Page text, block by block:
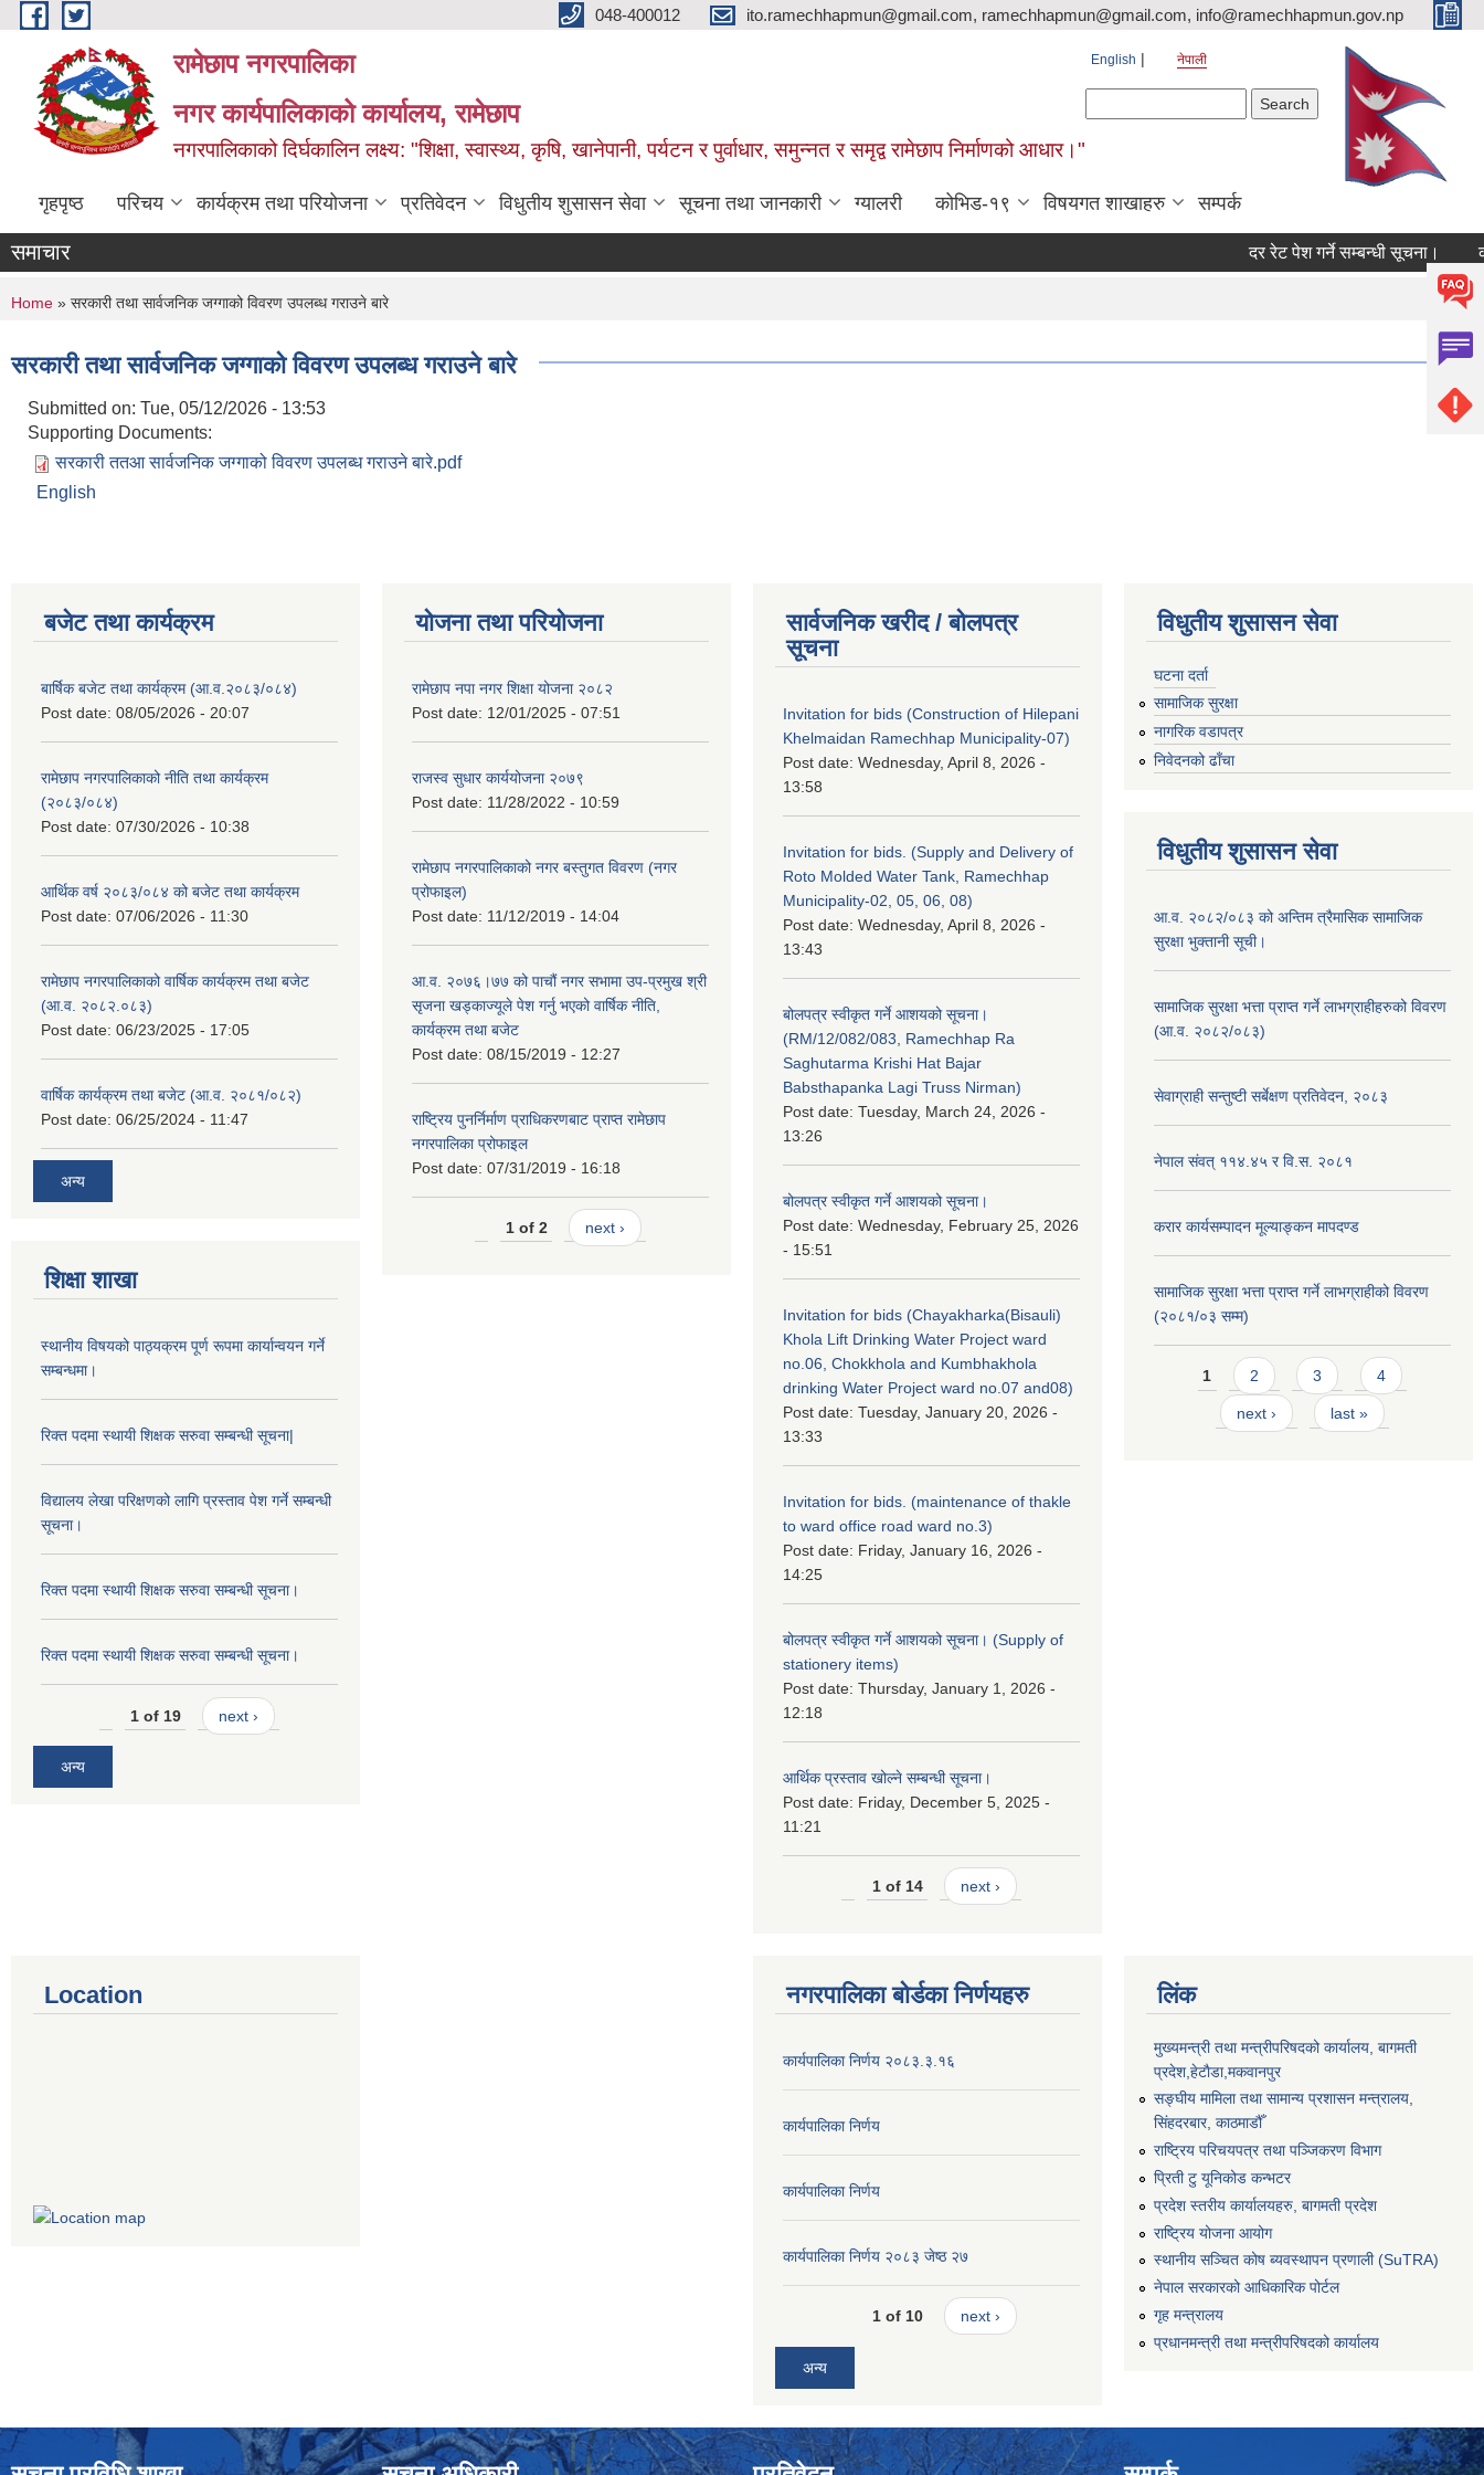
Skip to main content 048-400012 ito.ramechhapmun@gmail.com, ramechhapmun@gmail.com, info@ramechhapmun.gov.np
रामेछाप नगरपालिका
नगर कार्यपालिकाको कार्यालय, रामेछाप
नगरपालिकाको दिर्घकालिन लक्ष्य: "शिक्षा, स्वास्थ्य, कृषि, खानेपानी, पर्यटन र पुर्वाधार, समुन्नत र समृद्व रामेछाप निर्माणको आधार।"
English नेपाली
गृहपृष्ठ परिचय कार्यक्रम तथा परियोजना प्रतिवेदन विधुतीय शुसासन सेवा सूचना तथा जानकारी ग्यालरी कोभिड-१९ विषयगत शाखाहरु सम्पर्क
समाचार दर रेट पेश गर्ने सम्बन्धी सूचना।
You are here
Home » सरकारी तथा सार्वजनिक जग्गाको विवरण उपलब्ध गराउने बारे
सरकारी तथा सार्वजनिक जग्गाको विवरण उपलब्ध गराउने बारे
Submitted on: Tue, 05/12/2026 - 13:53
Supporting Documents:
सरकारी ततआ सार्वजनिक जग्गाको विवरण उपलब्ध गराउने बारे.pdf
English
बजेट तथा कार्यक्रम
बार्षिक बजेट तथा कार्यक्रम (आ.व.२०८३/०८४)
Post date: 08/05/2026 - 20:07
रामेछाप नगरपालिकाको नीति तथा कार्यक्रम
(२०८३/०८४)
Post date: 07/30/2026 - 10:38
आर्थिक वर्ष २०८३/०८४ को बजेट तथा कार्यक्रम
Post date: 07/06/2026 - 11:30
रामेछाप नगरपालिकाको वार्षिक कार्यक्रम तथा बजेट
(आ.व. २०८२.०८३)
Post date: 06/23/2025 - 17:05
वार्षिक कार्यक्रम तथा बजेट (आ.व. २०८१/०८२)
Post date: 06/25/2024 - 11:47
अन्य
शिक्षा शाखा
स्थानीय विषयको पाठ्यक्रम पूर्ण रूपमा कार्यान्वयन गर्ने
सम्बन्धमा।
रिक्त पदमा स्थायी शिक्षक सरुवा सम्बन्धी सूचना|
विद्यालय लेखा परिक्षणको लागि प्रस्ताव पेश गर्ने सम्बन्धी
सूचना।
रिक्त पदमा स्थायी शिक्षक सरुवा सम्बन्धी सूचना।
रिक्त पदमा स्थायी शिक्षक सरुवा सम्बन्धी सूचना।
1 of 19 next ›
अन्य
योजना तथा परियोजना
रामेछाप नपा नगर शिक्षा योजना २०८२
Post date: 12/01/2025 - 07:51
राजस्व सुधार कार्ययोजना २०७९
Post date: 11/28/2022 - 10:59
रामेछाप नगरपालिकाको नगर बस्तुगत विवरण (नगर
प्रोफाइल)
Post date: 11/12/2019 - 14:04
आ.व. २०७६।७७ को पाचौं नगर सभामा उप-प्रमुख श्री
सृजना खड्काज्यूले पेश गर्नु भएको वार्षिक नीति,
कार्यक्रम तथा बजेट
Post date: 08/15/2019 - 12:27
राष्ट्रिय पुनर्निर्माण प्राधिकरणबाट प्राप्त रामेछाप
नगरपालिका प्रोफाइल
Post date: 07/31/2019 - 16:18
1 of 2 next ›
सार्वजनिक खरीद / बोलपत्र
सूचना
Invitation for bids (Construction of Hilepani
Khelmaidan Ramechhap Municipality-07)
Post date: Wednesday, April 8, 2026 -
13:58
Invitation for bids. (Supply and Delivery of
Roto Molded Water Tank, Ramechhap
Municipality-02, 05, 06, 08)
Post date: Wednesday, April 8, 2026 -
13:43
बोलपत्र स्वीकृत गर्ने आशयको सूचना।
(RM/12/082/083, Ramechhap Ra
Saghutarma Krishi Hat Bajar
Babsthapanka Lagi Truss Nirman)
Post date: Tuesday, March 24, 2026 -
13:26
बोलपत्र स्वीकृत गर्ने आशयको सूचना।
Post date: Wednesday, February 25, 2026
- 15:51
Invitation for bids (Chayakharka(Bisauli)
Khola Lift Drinking Water Project ward
no.06, Chokkhola and Kumbhakhola
drinking Water Project ward no.07 and08)
Post date: Tuesday, January 20, 2026 -
13:33
Invitation for bids. (maintenance of thakle
to ward office road ward no.3)
Post date: Friday, January 16, 2026 -
14:25
बोलपत्र स्वीकृत गर्ने आशयको सूचना। (Supply of
stationery items)
Post date: Thursday, January 1, 2026 -
12:18
आर्थिक प्रस्ताव खोल्ने सम्बन्धी सूचना।
Post date: Friday, December 5, 2025 -
11:21
1 of 14 next ›
विधुतीय शुसासन सेवा
घटना दर्ता
सामाजिक सुरक्षा
नागरिक वडापत्र
निवेदनको ढाँचा
विधुतीय शुसासन सेवा
आ.व. २०८२/०८३ को अन्तिम त्रैमासिक सामाजिक
सुरक्षा भुक्तानी सूची।
सामाजिक सुरक्षा भत्ता प्राप्त गर्ने लाभग्राहीहरुको विवरण
(आ.व. २०८२/०८३)
सेवाग्राही सन्तुष्टी सर्बेक्षण प्रतिवेदन, २०८३
नेपाल संवत् ११४.४५ र वि.स. २०८१
करार कार्यसम्पादन मूल्याङ्कन मापदण्ड
सामाजिक सुरक्षा भत्ता प्राप्त गर्ने लाभग्राहीको विवरण
(२०८१/०३ सम्म)
Pages
1 2 3 4
next › last »
Location नगरपालिका बोर्डका निर्णयहरु
कार्यपालिका निर्णय २०८३.३.१६
कार्यपालिका निर्णय
कार्यपालिका निर्णय
कार्यपालिका निर्णय २०८३ जेष्ठ २७
1 of 10 next ›
अन्य
लिंक
मुख्यमन्त्री तथा मन्त्रीपरिषदको कार्यालय, बागमती
प्रदेश,हेटाैडा,मकवानपुर
सङ्‍घीय मामिला तथा सामान्य प्रशासन मन्त्रालय,
सिंहदरबार, काठमाडौँ
राष्ट्रिय परिचयपत्र तथा पञ्जिकरण विभाग
प्रिती टु यूनिकोड कन्भटर
प्रदेश स्तरीय कार्यालयहरु, बागमती प्रदेश
राष्ट्रिय योजना आयोग
स्थानीय सञ्चित कोष ब्यवस्थापन प्रणाली (SuTRA)
नेपाल सरकारको आधिकारिक पोर्टल
गृह मन्त्रालय
प्रधानमन्त्री तथा मन्त्रीपरिषदको कार्यालय